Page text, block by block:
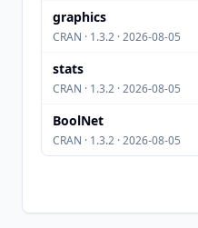
graphics
CRAN · 1.3.2 · 2026-08-05
stats
CRAN · 1.3.2 · 2026-08-05
BoolNet
CRAN · 1.3.2 · 2026-08-05